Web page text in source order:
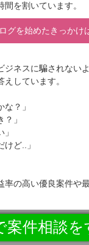
を割いています。
グを始めたきっかけ
ジネスに騙されない
えしています。
な？」
？」
」
けど..」
率の高い優良案件や
れ以上ネットビジネ
繋がります。
案件相談を